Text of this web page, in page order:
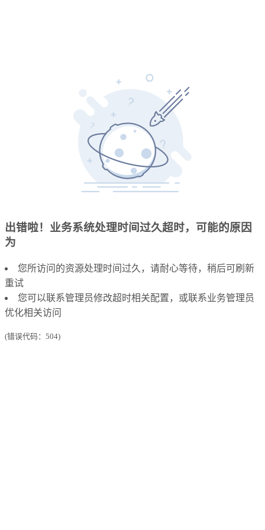
出错啦！业务系统处理时间过久超时，可能的原因
为
您所访问的资源处理时间过久，请耐心等待，稍后可刷新
重试
您可以联系管理员修改超时相关配置，或联系业务管理员
优化相关访问
(错误代码：504)